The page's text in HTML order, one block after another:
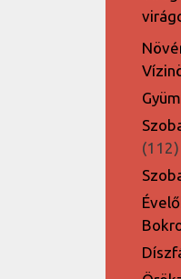
112